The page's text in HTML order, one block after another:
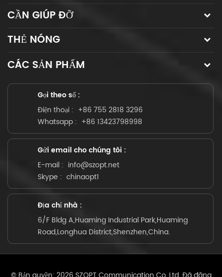
CẦN GIÚP ĐỠ
THẺ NÓNG
CÁC SẢN PHẨM
Gọi theo số :
Điện thoại : +86 755 2818 3296
Whatsapp : +86 13423798998
Gửi email cho chúng tôi :
E-mail : info@szopt.net
Skype : chinaopt1
Địa chỉ nhà :
6/F Bldg A,Huaming Industrial Park,Huaming
Road,Longhua District,Shenzhen,China.